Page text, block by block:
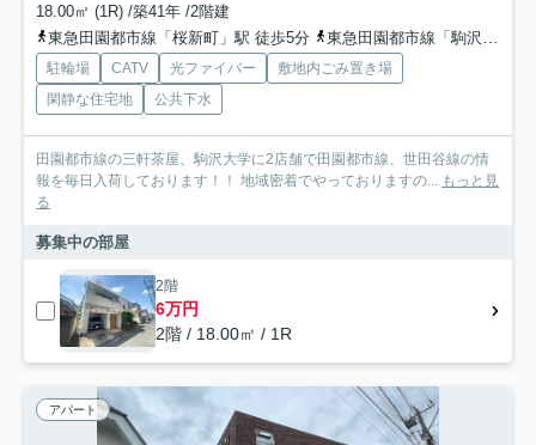
18.00㎡ (1R) /築41年 /2階建
東急田園都市線「桜新町」駅 徒歩5分
東急田園都市線「駒沢大学」駅 徒歩12分
駐輪場 CATV 光ファイバー
敷地内ごみ置き場
閑静な住宅地
公共下水
田園都市線の三軒茶屋、駒沢大学に2店舗で田園都市線、世田谷線の情
報を毎日入荷しております！！ 地域密着でやっておりますの... もっと見
る
募集中の部屋
2階
6万円
2階 / 18.00㎡ / 1R
アパート